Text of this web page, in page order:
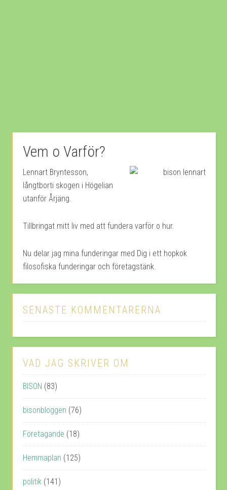
Vem o Varför?
Lennart Bryntesson,
långtborti skogen i Högelian
utanför Årjäng.
Tillbringat mitt liv med att fundera varför o hur.
Nu delar jag mina funderingar med Dig i ett hopkok
filosofiska funderingar och företagstänk.
SENASTE KOMMENTARERNA
VAD JAG SKRIVER OM
BISON (83)
bisonbloggen (76)
Företagande (18)
Hemmaplan (125)
politik (141)